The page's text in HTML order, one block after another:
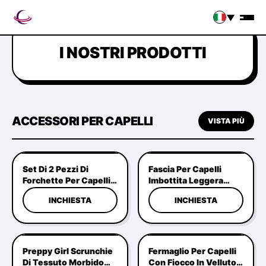
▼
I NOSTRI PRODOTTI
ACCESSORI PER CAPELLI VISTA PIÙ
Set Di 2 Pezzi Di
Forchette Per Capelli
In Forma Di U.
Conchiglia Di
Tartaruga E Perni Per
Capelli In Acetato
Nero Per Panini French
Twist
INCHIESTA
Fascia Per Capelli
Imbottita Leggera
Richstar Soft Touch
Con Dettaglio Cuore E
Design Antiscivolo Per
Donna
INCHIESTA
Preppy Girl Scrunchie
Di Tessuto Morbido
Fermaglio Per Capelli
Con Fiocco In Velluto –